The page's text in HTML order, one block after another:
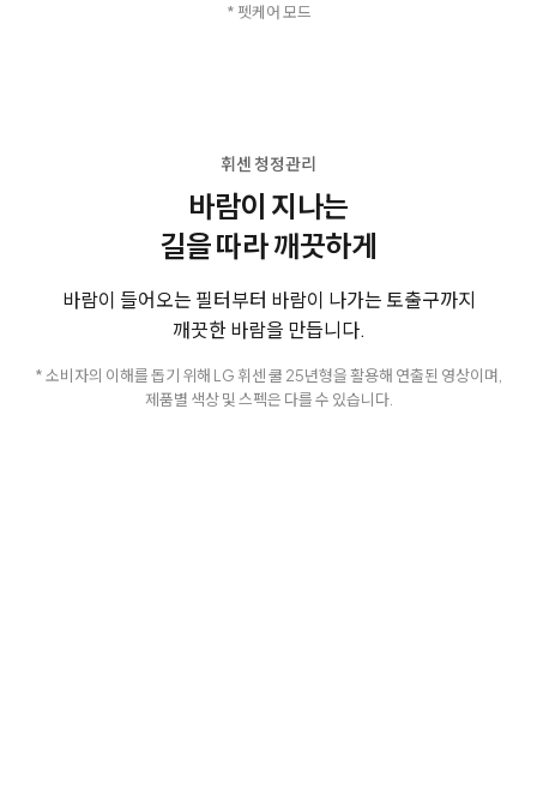
* 펫케어 모드
휘센 청정관리
바람이 지나는
길을 따라 깨끗하게
바람이 들어오는 필터부터 바람이 나가는 토출구까지
깨끗한 바람을 만듭니다.
* 소비자의 이해를 돕기 위해 LG 휘센 쿨 25년형을 활용해 연출된 영상이며,
제품별 색상 및 스펙은 다를 수 있습니다.